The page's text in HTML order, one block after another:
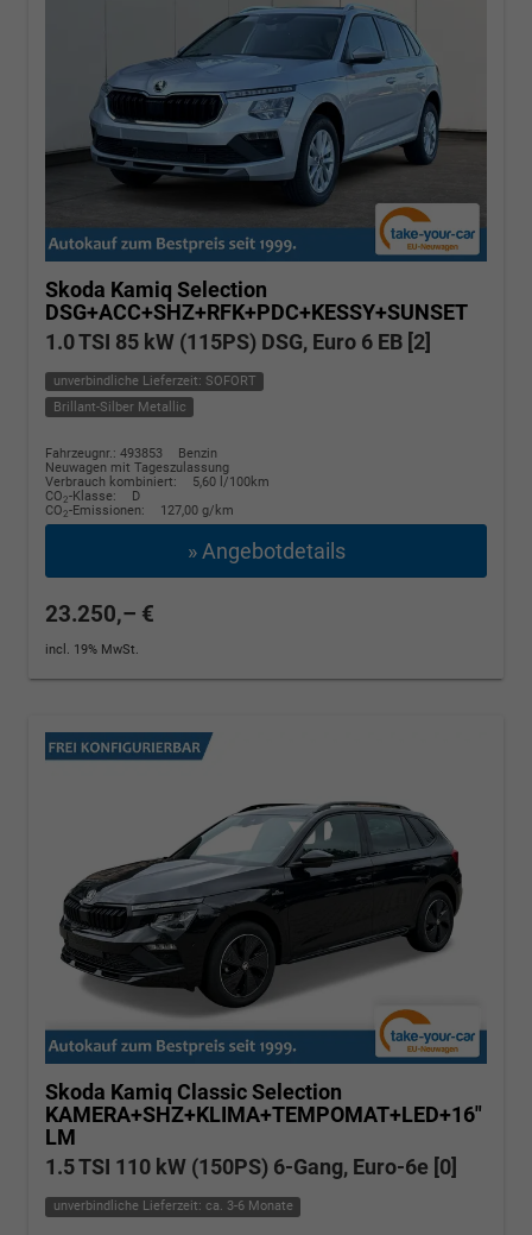
Skoda Kamiq Selection
DSG+ACC+SHZ+RFK+PDC+KESSY+SUNSET
1.0 TSI 85 kW (115PS) DSG, Euro 6 EB [2]
unverbindliche Lieferzeit: SOFORT
Brillant-Silber Metallic
Fahrzeugnr.: 493853
Benzin
Neuwagen mit Tageszulassung
Verbrauch kombiniert:
5,60 l/100km
CO2-Klasse:
D
CO2-Emissionen: 127,00 g/km
» Angebotdetails
23.250,– €
incl. 19% MwSt.
Skoda Kamiq Classic Selection
KAMERA+SHZ+KLIMA+TEMPOMAT+LED+16"
LM
1.5 TSI 110 kW (150PS) 6-Gang, Euro-6e [0]
unverbindliche Lieferzeit: ca. 3-6 Monate